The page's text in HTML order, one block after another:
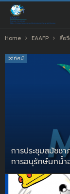
Home EAAFP สื่อ
วีดิทัศน์
การประชุมสมัชช
การอนุรักษ์นกน้ำ